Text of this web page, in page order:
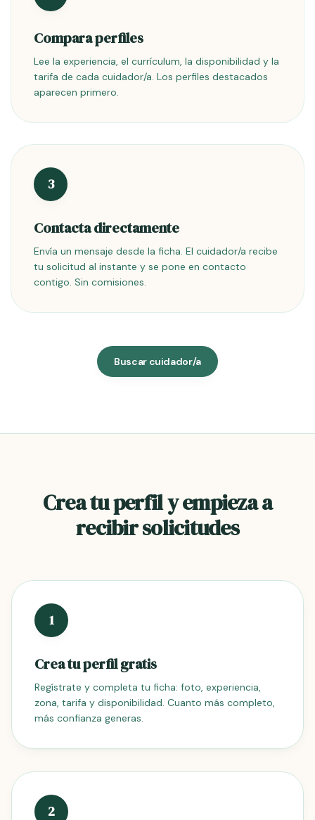
Compara perfiles
Lee la experiencia, el currículum, la disponibilidad y la
tarifa de cada cuidador/a. Los perfiles destacados
aparecen primero.
3
Contacta directamente
Envía un mensaje desde la ficha. El cuidador/a recibe
tu solicitud al instante y se pone en contacto
contigo. Sin comisiones.
Buscar cuidador/a
Crea tu perfil y empieza a
recibir solicitudes
1
Crea tu perfil gratis
Regístrate y completa tu ficha: foto, experiencia,
zona, tarifa y disponibilidad. Cuanto más completo,
más confianza generas.
2